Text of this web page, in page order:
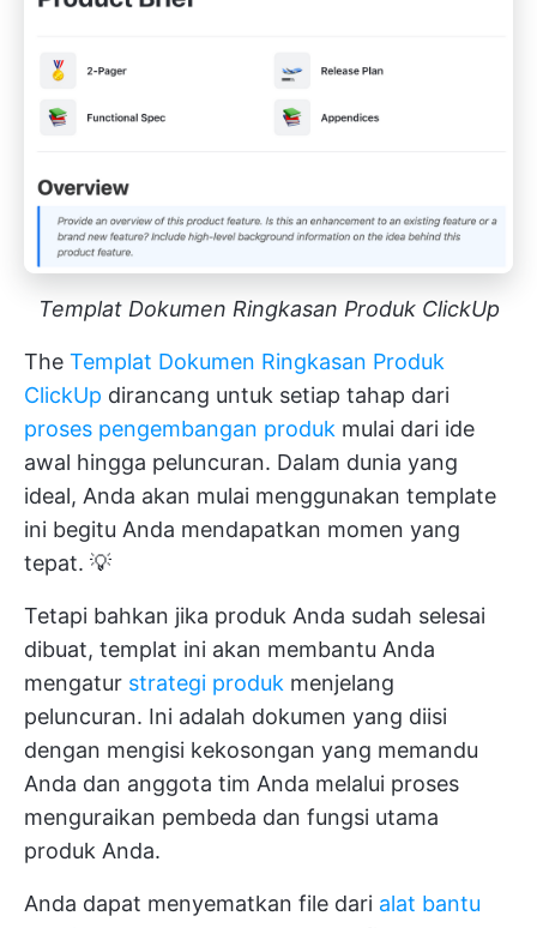
Templat Dokumen Ringkasan Produk ClickUp
The Templat Dokumen Ringkasan Produk
ClickUp dirancang untuk setiap tahap dari
proses pengembangan produk mulai dari ide
awal hingga peluncuran. Dalam dunia yang
ideal, Anda akan mulai menggunakan template
ini begitu Anda mendapatkan momen yang
tepat. 💡
Tetapi bahkan jika produk Anda sudah selesai
dibuat, templat ini akan membantu Anda
mengatur strategi produk menjelang
peluncuran. Ini adalah dokumen yang diisi
dengan mengisi kekosongan yang memandu
Anda dan anggota tim Anda melalui proses
menguraikan pembeda dan fungsi utama
produk Anda.
Anda dapat menyematkan file dari alat bantu